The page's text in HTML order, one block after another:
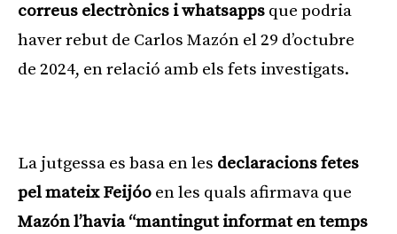
correus electrònics i whatsapps que podria
haver rebut de Carlos Mazón el 29 d’octubre
de 2024, en relació amb els fets investigats.
La jutgessa es basa en les declaracions fetes
pel mateix Feijóo en les quals afirmava que
Mazón l’havia “mantingut informat en temps